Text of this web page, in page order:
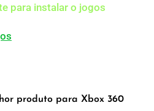
para instalar o jogos
produto para Xbox 360